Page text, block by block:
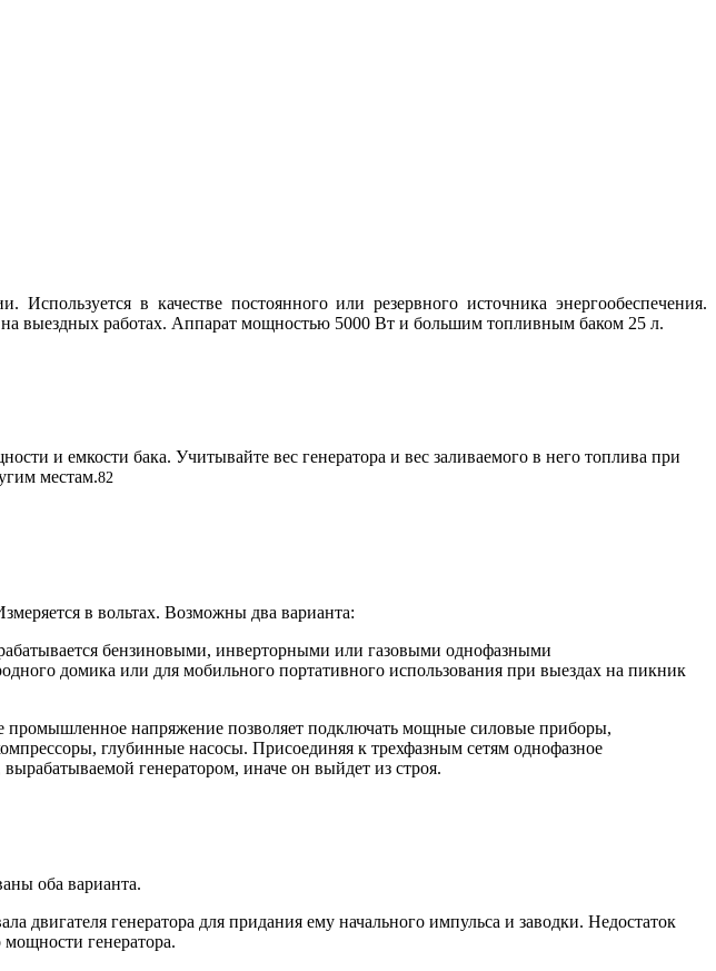
в качестве постоянного или резервного источника энергообеспечения.
на выездных работах. Аппарат мощностью 5000 Вт и большим топливным баком 25 л.
и емкости бака. Учитывайте вес генератора и вес заливаемого в него топлива при
местам.82
в вольтах. Возможны два варианта:
бензиновыми, инверторными или газовыми однофазными
домика или для мобильного портативного использования при выездах на пикник
промышленное напряжение позволяет подключать мощные силовые приборы,
глубинные насосы. Присоединяя к трехфазным сетям однофазное
генератором, иначе он выйдет из строя.
оба варианта.
двигателя генератора для придания ему начального импульса и заводки. Недостаток
мощности генератора.